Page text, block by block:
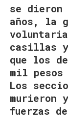
se dieron
años, la
casillas
que los
mil pesos
Los
murieron
fuerzas de